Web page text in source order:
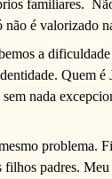
familiares.
é valorizado
a
Quem é
nada
problema.
filhos padres.